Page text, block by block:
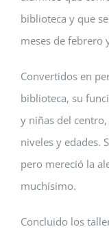
Equipo directivo
biblioteca y que
meses de febrero
Convertidos en
biblioteca, su
y niñas del
niveles y edades.
pero mereció la
muchísimo.
Concluido los